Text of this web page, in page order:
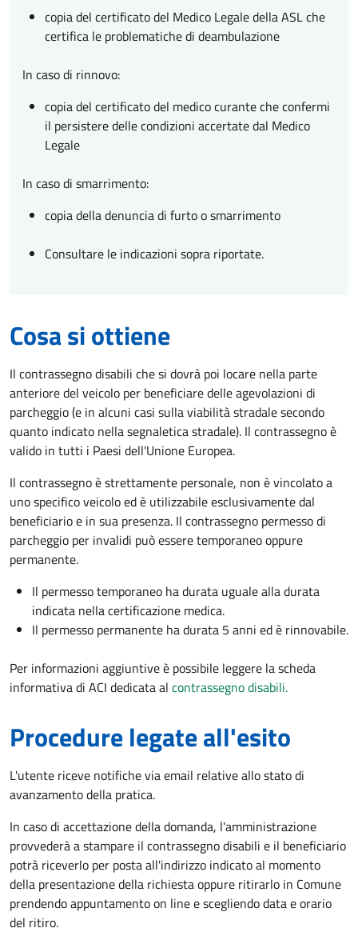
copia del certificato del Medico Legale della ASL che
certifica le problematiche di deambulazione
In caso di rinnovo:
copia del certificato del medico curante che confermi
il persistere delle condizioni accertate dal Medico
Legale
In caso di smarrimento:
copia della denuncia di furto o smarrimento
Consultare le indicazioni sopra riportate.
Cosa si ottiene
Il contrassegno disabili che si dovrà poi locare nella parte
anteriore del veicolo per beneficiare delle agevolazioni di
parcheggio (e in alcuni casi sulla viabilità stradale secondo
quanto indicato nella segnaletica stradale). Il contrassegno è
valido in tutti i Paesi dell'Unione Europea.
Il contrassegno è strettamente personale, non è vincolato a
uno specifico veicolo ed è utilizzabile esclusivamente dal
beneficiario e in sua presenza. Il contrassegno permesso di
parcheggio per invalidi può essere temporaneo oppure
permanente.
Il permesso temporaneo ha durata uguale alla durata
indicata nella certificazione medica.
Il permesso permanente ha durata 5 anni ed è rinnovabile.
Per informazioni aggiuntive è possibile leggere la scheda
informativa di ACI dedicata al contrassegno disabili.
Procedure legate all'esito
L'utente riceve notifiche via email relative allo stato di
avanzamento della pratica.
In caso di accettazione della domanda, l'amministrazione
provvederà a stampare il contrassegno disabili e il beneficiario
potrà riceverlo per posta all'indirizzo indicato al momento
della presentazione della richiesta oppure ritirarlo in Comune
prendendo appuntamento on line e scegliendo data e orario
del ritiro.